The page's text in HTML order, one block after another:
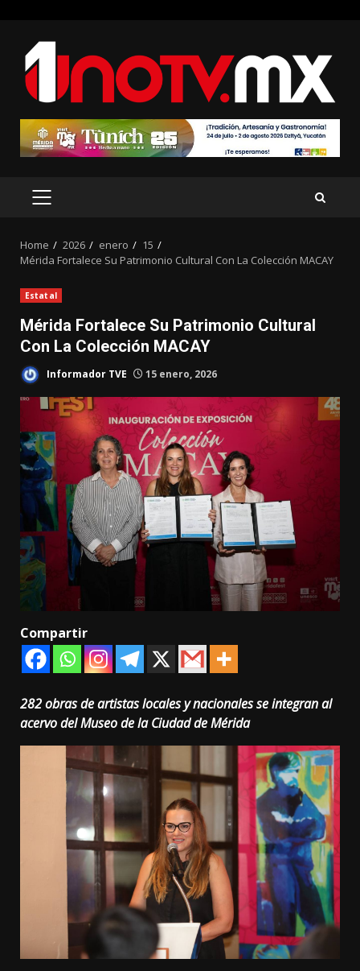
content
PRIMARY
Home 2026 enero
15
Mérida Fortalece Su Patrimonio Cultural Con La Colección MACAY
Estatal
Mérida Fortalece Su Patrimonio Cultural
Con La Colección MACAY
Informador TVE 15 enero, 2026
Compartir
282 obras de artistas locales y nacionales se integran al
acervo del Museo de la Ciudad de Mérida